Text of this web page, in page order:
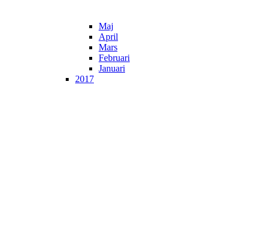
Maj
April
Mars
Februari
Januari
2017